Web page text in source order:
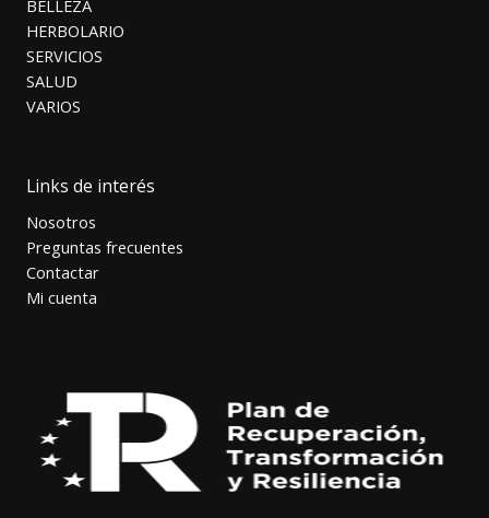
BELLEZA
HERBOLARIO
SERVICIOS
SALUD
VARIOS
Links de interés
Nosotros
Preguntas frecuentes
Contactar
Mi cuenta